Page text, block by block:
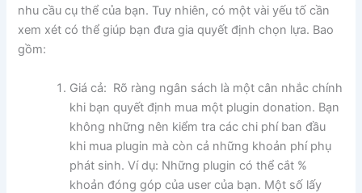
nhu cầu cụ thể của bạn. Tuy nhiên, có một vài yếu tố cần
xem xét có thể giúp bạn đưa gia quyết định chọn lựa. Bao
gồm:
Giá cả: Rõ ràng ngân sách là một cân nhắc chính
khi bạn quyết định mua một plugin donation. Bạn
không những nên kiểm tra các chi phí ban đầu
khi mua plugin mà còn cả những khoản phí phụ
phát sinh. Ví dụ: Những plugin có thể cắt %
khoản đóng góp của user của bạn. Một số lấy